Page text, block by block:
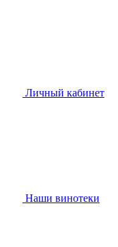
Личный кабинет
Наши винотеки